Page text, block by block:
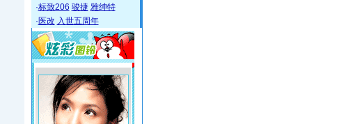
·标致206 骏捷 雅绅特
· 医改 入世五周年